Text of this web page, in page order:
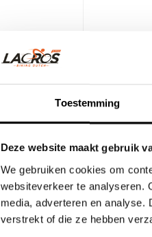
Toestemming
Deze website maakt gebruik
We gebruiken cookies om
websiteverkeer te analyseren.
media, adverteren en analyse.
verstrekt of die ze hebben
SALE -10%